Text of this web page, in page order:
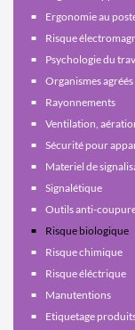
Ergonomie au
Risque
Psychologie du
Organismes
Rayonnements
Ventilation,
Sécurité pour
Materiel de
Signalétique
Outils anti-
Risque biologique
Risque chimique
Risque éléctrique
Manutentions
Etiquetage